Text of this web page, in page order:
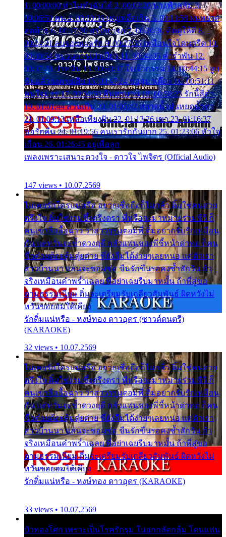
1. 00:00:00 ทำไมทำฉันได้ 2. 00:03:20 นางฟ้าสลัม 3.
00:06:50 คน 4. 00:10:36 บุญเหลือเกิน 5. 00:13:58 ฝนหยาด
สุดท้าย 6. 00:17:30 ยาใจยาจก 7. 00:20:30 คิดดูให้ดี 8.
00:24:21 ลบรอยแผลรัก 9. 00:27:35 เหมือนใจโดนกรีด 10.
00:30:54 ขบวนการเปาเปียว 11. 00:34:05 คำรำพัน 12.
00:37:20 ปาหนัน 13. 00:40:37 ใจเจ้ากรรม 14. 00:44:15 จูบ
ฉันแล้วจงตายเสีย 15. 00:47:24 ขอสูมาเต๊อะ 16. 00:51:11
คนใจมาร 17. 00:54:50 คืนทรมาน 18. 00:58:25 รักนี้สีดำ
19. 01:01:44 ส่วนเกิน 20. 01:05:42 หยาดน้ำฝนหยดน้ำตา
21. 01:09:13 เหลือเพียงฝัน 22. 01:13:26 เขา 23. 01:16:37
ขอรักคืน 24. 01:19:56 คนเรารักกันยาก 25. 01:23:06 หัวใจ
เถื่อน 26. 01:26:45 อยู่เพื่อลูก
เพลงเพราะเสนาะดวงใจ - ดาวใจ ไพจิตร (Official Audio)
147 views • 10.07.2569
ไม่เคยรักใครแน่หรือ อยากเชื่อถือก็ไม่กล้า ติ๋มใช่คนสวย
ตรึงใจ ติ๋มใช่งามซึ้งตรึงตรา พี่หรือจะมาหมายร่วมชีวี ก็
คนเขาลืออื้อฉาว ว่าสาวๆรุมตอมพี่ ติ๋มอยากรับรักเหมือน
กัน แต่หวั่นจะช้ำดวงฤดี กลัวแฟนของพี่ชี้หน้าด่าทอ ก็คน
ชื่อต๋อยต้อยตุ้มตุ๋ยต่าย พี่ยังลืมได้ง่ายๆเลยหนอ แค่ตัวเรา
สาวบ้านนา แสนจะซอมซ่อ ขืนรักขืนรอคงช้ำสักวัน ถ้า
จริงเหมือนคำพร่ำเฉลย พี่อย่าเฉยรีบมาหมั้น ถ้าพี่สู่ขอ
ตามธรรมเนียม ติ๋มจะเตรียมรับเกลียวสัมพันธ์ ผิดหวังไม่
หวั่นขอยอมได้เคียง
รักติ๋มแน่หรือ - หงษ์ทอง ดาวอุดร (ซาวด์ดนตรี)
(KARAOKE)
32 views • 10.07.2569
ไม่เคยรักใครแน่หรือ อยากเชื่อถือก็ไม่กล้า ติ๋มใช่คนสวย
ตรึงใจ ติ๋มใช่งามซึ้งตรึงตรา พี่หรือจะมาหมายร่วมชีวี ก็
คนเขาลืออื้อฉาว ว่าสาวๆรุมตอมพี่ ติ๋มอยากรับรักเหมือน
กัน แต่หวั่นจะช้ำดวงฤดี กลัวแฟนของพี่ชี้หน้าด่าทอ ก็คน
ชื่อต๋อยต้อยตุ้มตุ๋ยต่าย พี่ยังลืมได้ง่ายๆเลยหนอ แค่ตัวเรา
สาวบ้านนา แสนจะซอมซ่อ ขืนรักขืนรอคงช้ำสักวัน ถ้า
จริงเหมือนคำพร่ำเฉลย พี่อย่าเฉยรีบมาหมั้น ถ้าพี่สู่ขอ
ตามธรรมเนียม ติ๋มจะเตรียมรับเกลียวสัมพันธ์ ผิดหวังไม่
หวั่นขอยอมได้เคียง
รักติ๋มแน่หรือ - หงษ์ทอง ดาวอุดร (KARAOKE)
33 views • 10.07.2569
บัวทองโศก เพราะเป็นโรครักรุม ในอกกลัดกลุ้ม โดนแฟน